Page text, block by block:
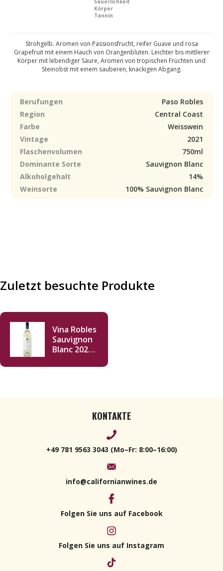
Säuerlichkeit
Körper
Tannin
Strohgelb. Aromen von Passionsfrucht, reifer Guave und rosa
Grapefruit mit einem Hauch von Orangenblüten. Leichter bis mittlerer
Körper mit lebendiger Säure, Aromen von tropischen Früchten und
Steinobst mit einem sauberen, knackigen Abgang.
Berufungen
Paso Robles
Region
Central Coast
Farbe
Weisswein
Vintage
2021
Flaschenvolumen
750ml
Dominante Sorte
Sauvignon Blanc
Alkoholgehalt
14%
Weinsorte
100% Sauvignon Blanc
Zuletzt besuchte Produkte
Vina Robles
Sauvignon
Blanc 2021
KONTAKTE
+49 781 9563 3043 (Mo–Fr: 8:00–16:00)
info@californianwines.de
Folgen Sie uns auf Facebook
Folgen Sie uns auf Instagram